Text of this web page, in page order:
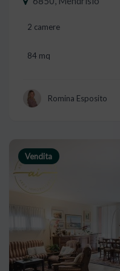
2 camere
84 mq
Romina Esposito
Vendita